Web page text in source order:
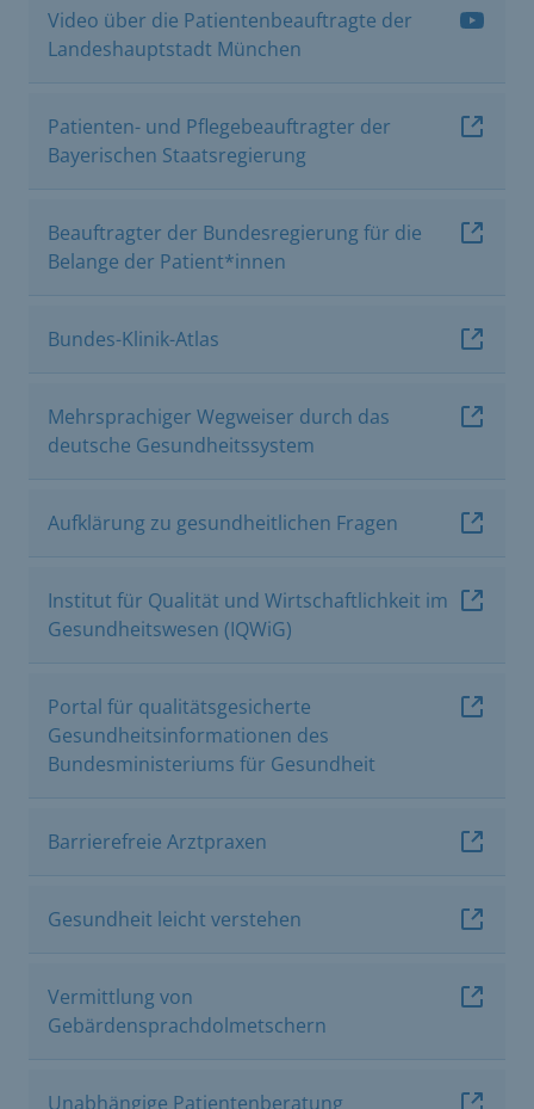
Video über die Patientenbeauftragte der
Landeshauptstadt München
Patienten- und Pflegebeauftragter der
Bayerischen Staatsregierung
Beauftragter der Bundesregierung für die
Belange der Patient*innen
Bundes-Klinik-Atlas
Mehrsprachiger Wegweiser durch das
deutsche Gesundheitssystem
Aufklärung zu gesundheitlichen Fragen
Institut für Qualität und Wirtschaftlichkeit im
Gesundheitswesen (IQWiG)
Portal für qualitätsgesicherte
Gesundheitsinformationen des
Bundesministeriums für Gesundheit
Barrierefreie Arztpraxen
Gesundheit leicht verstehen
Vermittlung von
Gebärdensprachdolmetschern
Unabhängige Patientenberatung